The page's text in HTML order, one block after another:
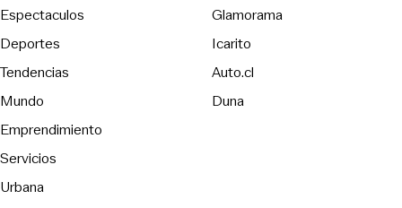
Espectaculos
Deportes
Tendencias
Mundo
Emprendimiento
Servicios
Urbana
Glamorama
Icarito
Auto.cl
DunaOpens in new window